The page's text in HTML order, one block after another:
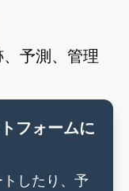
予測、管理
フォームに
したり、予